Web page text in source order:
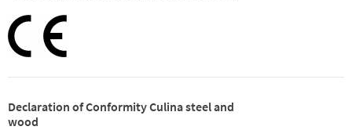
Declaration of Conformity Culina steel and
wood